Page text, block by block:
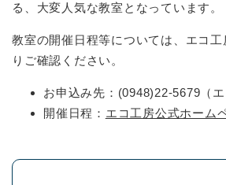
る、大変人気な教室となっています。
教室の開催日程等については、エコ工
りご確認ください。
お申込み先：(0948)22-5679（エ
開催日程： エコ工房公式ホーム